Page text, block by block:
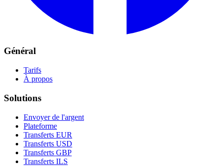
Général
Tarifs
À propos
Solutions
Envoyer de l'argent
Plateforme
Transferts EUR
Transferts USD
Transferts GBP
Transferts ILS